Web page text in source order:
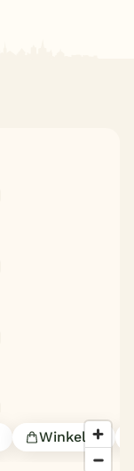
Winkelen